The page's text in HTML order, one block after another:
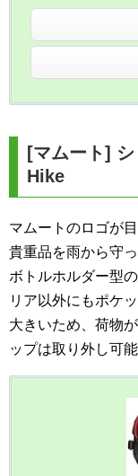
[マムート]
Hike
マムートのロゴが
貴重品を雨から守
ボトルホルダー型
リア以外にもポケ
大きいため、荷物
ップは取り外し可能